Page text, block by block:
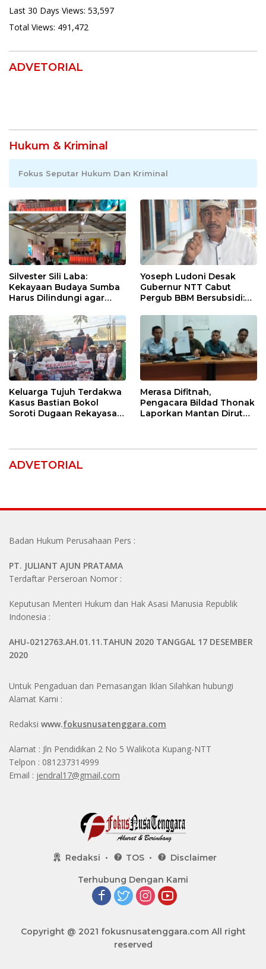
Last 30 Days Views: 53,597
Total Views: 491,472
ADVETORIAL
Hukum & Kriminal
Fokus Seputar Hukum Dan Kriminal
Silvester Sili Laba:
Kekayaan Budaya Sumba
Harus Dilindungi agar
Yoseph Ludoni Desak
Gubernur NTT Cabut
Pergub BBM Bersubsidi:
Tagih Pajak
Keluarga Tujuh Terdakwa
Kasus Bastian Bokol
Soroti Dugaan Rekayasa
Merasa Difitnah,
Pengacara Bildad Thonak
Laporkan Mantan Dirut
ADVETORIAL
Badan Hukum Perusahaan Pers :
PT. JULIANT AJUN PRATAMA
Terdaftar Perseroan Nomor :
Keputusan Menteri Hukum dan Hak Asasi Manusia Republik
Indonesia :
AHU-0212763.AH.01.11.TAHUN 2020 TANGGAL 17 DESEMBER
2020
Untuk Pengaduan dan Pemasangan Iklan Silahkan hubungi
Alamat Kami :
Redaksi www.fokusnusatenggara.com
Alamat : Jln Pendidikan 2 No 5 Walikota Kupang-NTT
Telpon : 081237314999
Email : jendral17@gmail,com
Redaksi TOS Disclaimer
Terhubung Dengan Kami
Copyright @ 2021 fokusnusatenggara.comAll right
reserved